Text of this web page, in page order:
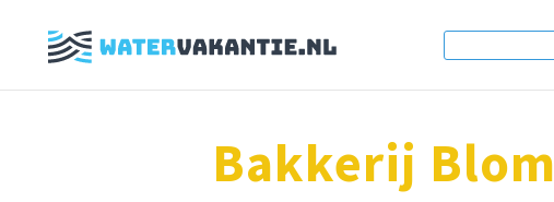
Bakkerij Blom